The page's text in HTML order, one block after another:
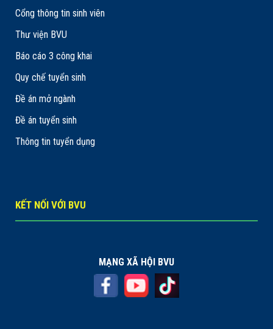
Cổng thông tin sinh viên
Thư viện BVU
Báo cáo 3 công khai
Quy chế tuyển sinh
Đề án mở ngành
Đề án tuyển sinh
Thông tin tuyển dụng
KẾT NỐI VỚI BVU
MẠNG XÃ HỘI BVU